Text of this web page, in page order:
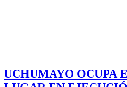
UCHUMAYO OCUPA